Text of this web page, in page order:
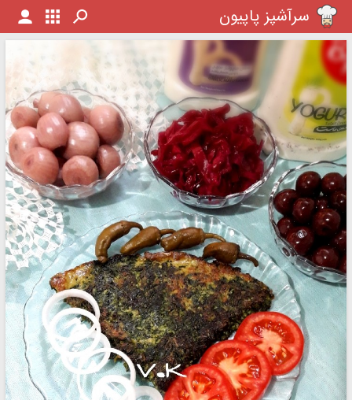
سرآشپز پاپیون